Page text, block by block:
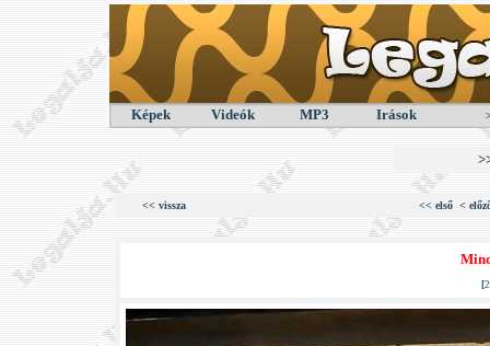
Képek Videók MP3 Irások
<< vissza << első <
[